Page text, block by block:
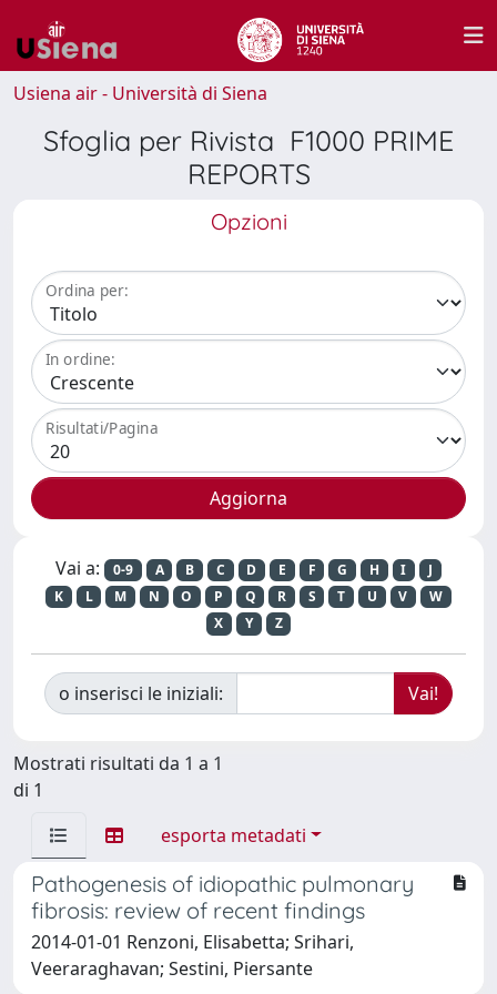
Usiena air - Università di Siena
Sfoglia per Rivista F1000 PRIME
REPORTS
Opzioni
Ordina per:
In ordine:
Risultati/Pagina
Vai a: 0-9 A B C D E F G H I
J
K
L M N O P Q R S T U V
W
X
Y Z
o inserisci le iniziali:
Mostrati risultati da 1 a 1
di 1
esporta metadati
Pathogenesis of idiopathic pulmonary
fibrosis: review of recent findings
2014-01-01 Renzoni, Elisabetta; Srihari,
Veeraraghavan; Sestini, Piersante